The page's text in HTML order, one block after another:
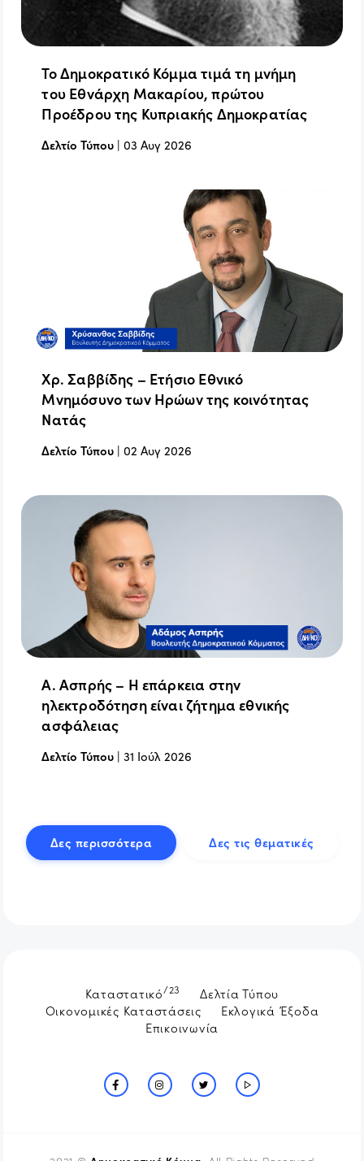
Το Δημοκρατικό Κόμμα τιμά τη μνήμη
του Εθνάρχη Μακαρίου, πρώτου
Προέδρου της Κυπριακής Δημοκρατίας
Δελτίο Τύπου |03 Αυγ 2026
Χρ. Σαββίδης – Ετήσιο Εθνικό
Μνημόσυνο των Ηρώων της κοινότητας
Νατάς
Δελτίο Τύπου |02 Αυγ 2026
Α. Ασπρής – Η επάρκεια στην
ηλεκτροδότηση είναι ζήτημα εθνικής
ασφάλειας
Δελτίο Τύπου |31 Ιούλ 2026
Δες περισσότερα Δες τις θεματικές
Καταστατικό/23
Δελτία Τύπου
Οικονομικές Καταστάσεις
Εκλογικά Έξοδα
Επικοινωνία